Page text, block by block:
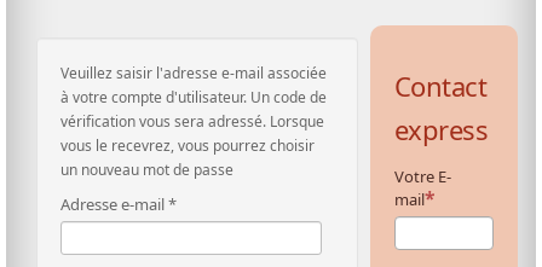
Veuillez saisir l'adresse e-mail associée
à votre compte d'utilisateur. Un code de
vérification vous sera adressé. Lorsque
vous le recevrez, vous pourrez choisir
un nouveau mot de passe
Adresse e-mail*
Contact
express
Votre E-
mail